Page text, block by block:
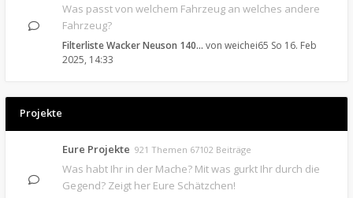
Was passt von welchem Fahrzeug an welches andere
Fahrzeug?
Filterliste Wacker Neuson 140… von weichei65 So 16. Feb
2025, 14:33
Projekte
Eure Projekte 921 Themen 67102 Beiträge
Was habt Ihr in der Mache? Mit was gurkt Ihr durch die
Gegend? Zeigt her Eure Schätzchen!